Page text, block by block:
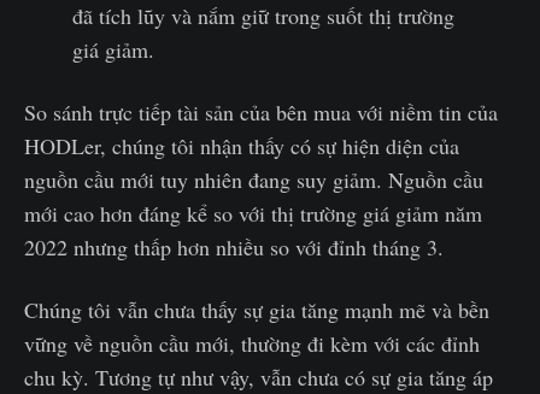
đã tích lũy và nắm giữ trong suốt thị trường
giá giảm.
So sánh trực tiếp tài sản của bên mua với niềm tin của
HODLer, chúng tôi nhận thấy có sự hiện diện của
nguồn cầu mới tuy nhiên đang suy giảm. Nguồn cầu
mới cao hơn đáng kể so với thị trường giá giảm năm
2022 nhưng thấp hơn nhiều so với đỉnh tháng 3.
Chúng tôi vẫn chưa thấy sự gia tăng mạnh mẽ và bền
vững về nguồn cầu mới, thường đi kèm với các đỉnh
chu kỳ. Tương tự như vậy, vẫn chưa có sự gia tăng áp